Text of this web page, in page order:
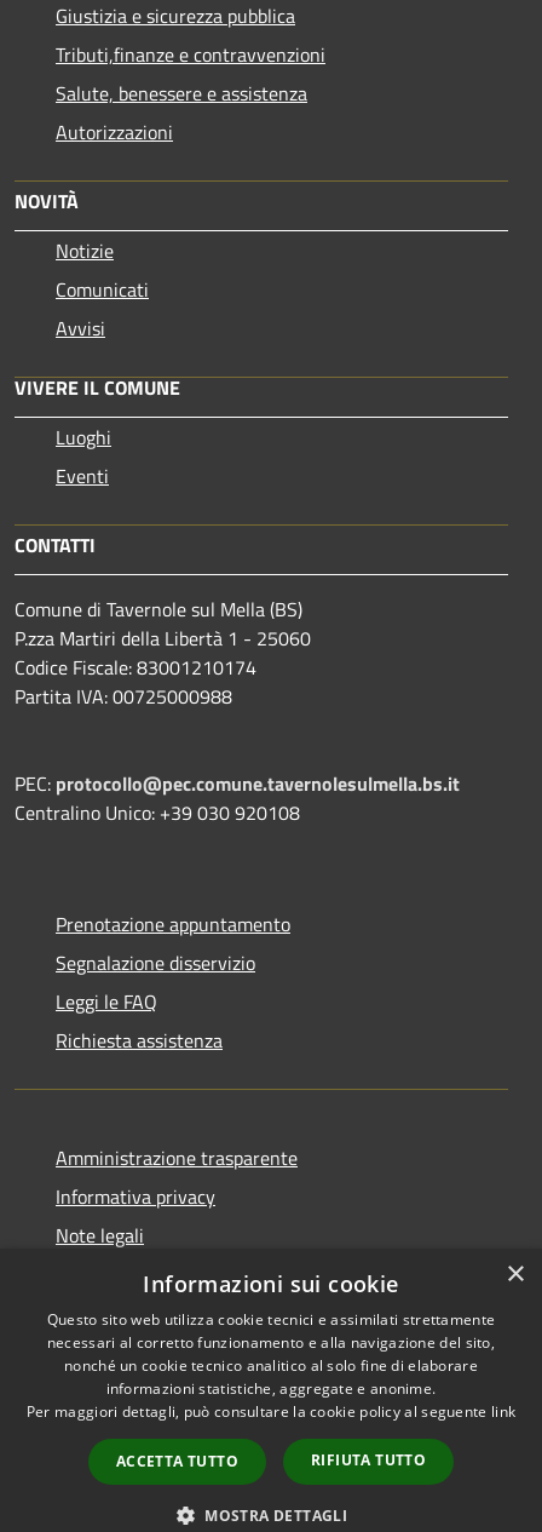
Giustizia e sicurezza pubblica
Tributi,finanze e contravvenzioni
Salute, benessere e assistenza
Autorizzazioni
NOVITÀ
Notizie
Comunicati
Avvisi
VIVERE IL COMUNE
Luoghi
Eventi
CONTATTI
Comune di Tavernole sul Mella (BS)
P.zza Martiri della Libertà 1 - 25060
Codice Fiscale: 83001210174
Partita IVA: 00725000988
PEC: protocollo@pec.comune.tavernolesulmella.bs.it
Centralino Unico: +39 030 920108
Prenotazione appuntamento
Segnalazione disservizio
Leggi le FAQ
Richiesta assistenza
Amministrazione trasparente
Informativa privacy
Note legali
Dichiarazione di accessibilità
Accessibilità
Copyright © 2026 • Comune di
Tavernole sul Mella • Powered
byMunicipium
Accesso
redazione
×
Informazioni sui cookie
Questo sito web utilizza cookie tecnici e assimilati strettamente
necessari al corretto funzionamento e alla navigazione del sito,
nonché un cookie tecnico analitico al solo fine di elaborare
informazioni statistiche, aggregate e anonime.
Per maggiori dettagli, può consultare la cookie policy al seguente link
ACCETTA TUTTO RIFIUTA TUTTO
MOSTRA DETTAGLI